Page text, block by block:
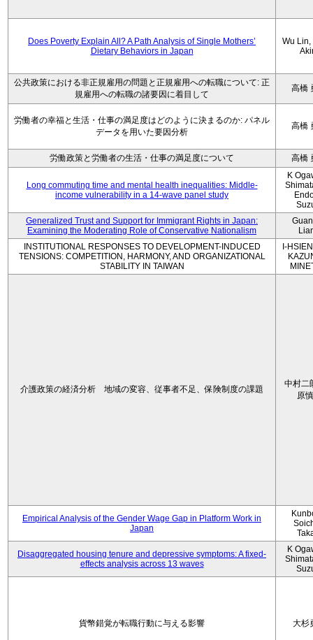
Does Poverty Explain All? A Path Analysis of Single Mothers’
Dietary Behaviors in Japan
Wu Lin,
公共政策における非正規雇用の問題と正規雇用への転職について: 正
規雇用への転職の諸要因に着目して
高橋
労働者の幸福と生活・仕事の満足度はどのように決まるのか: パネル
データを用いた要因分析
高橋
労働政策と労働者の生活・仕事の満足度について 高橋
Long commuting time and mental health inequalities: Middle-
income vulnerability in a 14-wave panel study
K
Generalized Trust and Support for Immigrant Rights in Japan:
Examining the Moderating Role of Conservative Nationalism
INSTITUTIONAL RESPONSES TO DEVELOPMENT-INDUCED
TENSIONS: COMPETITION, HARMONY, AND ORGANIZATIONAL
STABILITY IN TAIWAN
I-
介護政策の経済分析 地域の変容、従事者不足、保険制度の課題
中村二
原
Empirical Analysis of the Gender Wage Gap in Platform Work in
Japan
Disaggregated housing tenure and depressive symptoms: A fixed-
effects analysis across 13 waves
K
貨幣錯覚が転職行動に与える影響 大杉